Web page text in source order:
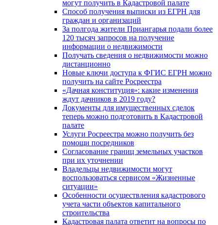
могут получить в Кадастровой палате
Способ получения выписки из ЕГРН для
граждан и организаций
За полгода жители Приангарья подали более
120 тысяч запросов на получение
информации о недвижимости
Получать сведения о недвижимости можно
дистанционно
Новые ключи доступа к ФГИС ЕГРН можно
получить на сайте Росреестра
«Дачная конституция»: какие изменения
ждут дачников в 2019 году?
Документы для имущественных сделок
теперь можно подготовить в Кадастровой
палате
Услуги Росреестра можно получить без
помощи посредников
Согласование границ земельных участков
при их уточнении
Владельцы недвижимости могут
воспользоваться сервисом «Жизненные
ситуации»
Особенности осуществления кадастрового
учета части объектов капитального
строительства
Кадастровая палата ответит на вопросы по